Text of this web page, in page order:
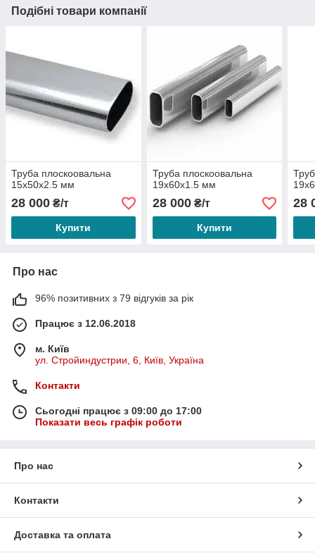
Подібні товари компанії
Труба плоскоовальна
15х50х2.5 мм
28 000 ₴/т
Купити
Труба плоскоовальна
19х60х1.5 мм
28 000₴/т
Купити
28
Про нас
96% позитивних з 79 відгуків за рік
Працює з 12.06.2018
м. Київ
ул. Стройиндустрии, 6, Київ, Україна
Контакти
Сьогодні працює з 09:00 до 17:00
Показати весь графік роботи
Про нас
Контакти
Доставка та оплата